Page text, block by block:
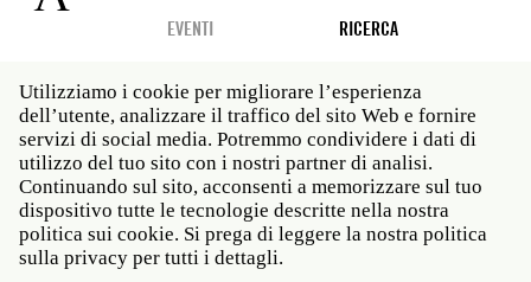
EVENTI
RICERCA
Social
media
Roma: Via Angelo Masina 5 00153 Roma ITALIA · t 39
06 58461 · f 39 06 5810788
New York: 535 West 22nd Street Third Floor New York
NY 10011 · t 212 751 7200 · f 212 751 7220
Utilizziamo i cookie per migliorare l’esperienza
dell’utente, analizzare il traffico del sito Web e fornire
servizi di social media. Potremmo condividere i dati di
utilizzo del tuo sito con i nostri partner di analisi.
Continuando sul sito, acconsenti a memorizzare sul tuo
dispositivo tutte le tecnologie descritte nella nostra
politica sui cookie. Si prega di leggere la nostra politica
sulla privacy per tutti i dettagli.